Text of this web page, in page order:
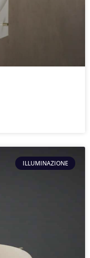
ILLUMINAZIONE